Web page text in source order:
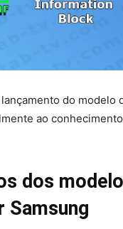
do modelo
ao
dos
Samsung